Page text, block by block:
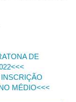
de 2022;
feitas
no link
DE
MÉDIO<<<